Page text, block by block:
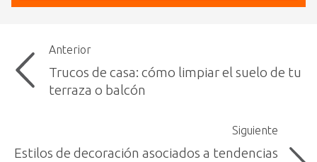
Anterior
Trucos de casa: cómo limpiar el suelo de tu
terraza o balcón
Siguiente
Estilos de decoración asociados a tendencias